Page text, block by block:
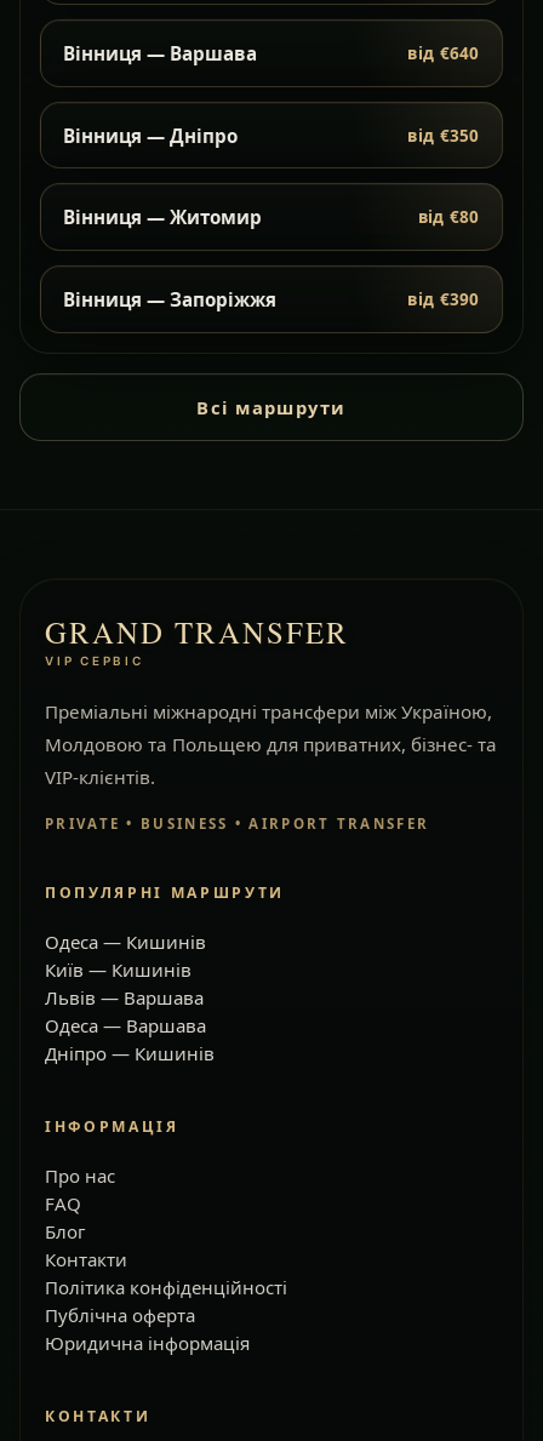
Вінниця — Варшава від €640
Вінниця — Дніпро від €350
Вінниця — Житомир від €80
Вінниця — Запоріжжя від €390
Всі маршрути
GRAND TRANSFER
VIP СЕРВІС
Преміальні міжнародні трансфери між Україною,
Молдовою та Польщею для приватних, бізнес- та
VIP-клієнтів.
PRIVATE • BUSINESS • AIRPORT TRANSFER
ПОПУЛЯРНІ МАРШРУТИ
Одеса — Кишинів
Київ — Кишинів
Львів — Варшава
Одеса — Варшава
Дніпро — Кишинів
ІНФОРМАЦІЯ
Про нас
FAQ
Блог
Контакти
Політика конфіденційності
Публічна оферта
Юридична інформація
КОНТАКТИ